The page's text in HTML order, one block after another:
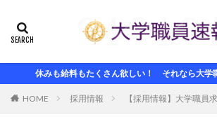
休みも給料もたくさん欲しい！ それなら大学
HOME 採用情報 【採用情報】大学職員